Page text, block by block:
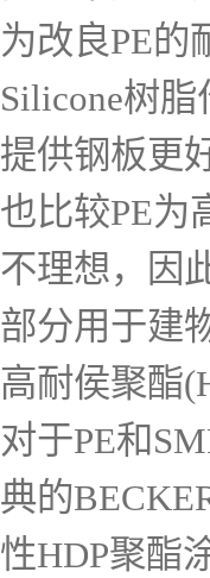
为改良PE的
Silicone树
提供钢板更
也比较PE为
不理想，因
部分用于建
高耐侯聚酯
对于PE和
典的
性HDP聚酯